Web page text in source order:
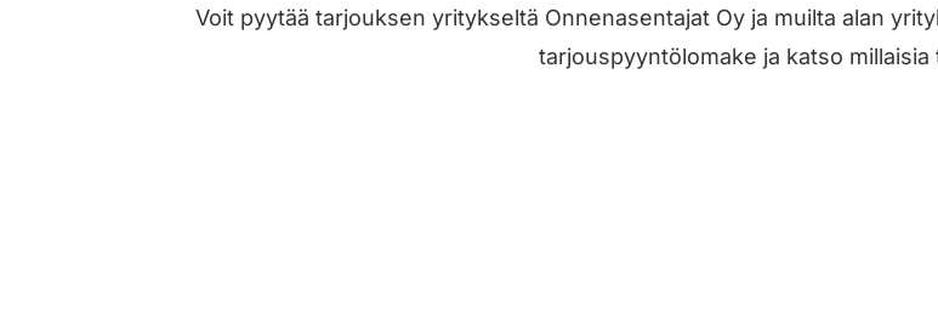
Voit pyytää tarjouksen yritykseltä Onnenasentajat Oy ja muilta alan
tarjouspyyntölomake ja katso millaisia